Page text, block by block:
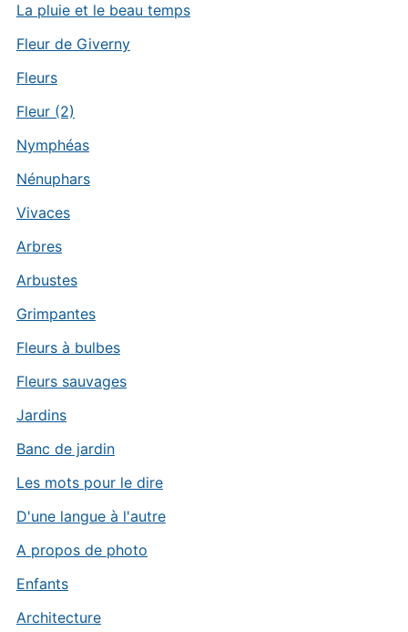
La pluie et le beau temps
Fleur de Giverny
Fleurs
Fleur (2)
Nymphéas
Nénuphars
Vivaces
Arbres
Arbustes
Grimpantes
Fleurs à bulbes
Fleurs sauvages
Jardins
Banc de jardin
Les mots pour le dire
D'une langue à l'autre
A propos de photo
Enfants
Architecture